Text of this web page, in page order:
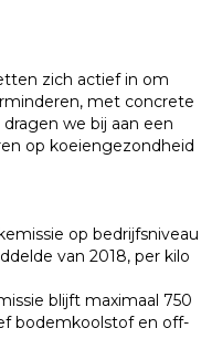
zich actief in om
met concrete
we bij aan een
op koeiengezondheid
op bedrijfsniveau
van 2018, per kilo
blijft maximaal 750
bodemkoolstof en off-